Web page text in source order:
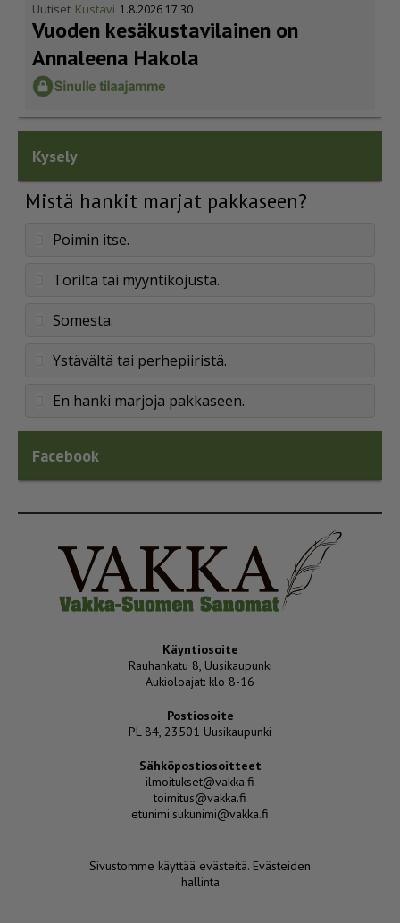
Uutiset Kustavi 1.8.2026 17.30
Vuoden kesäkus­ta­vi­lainen on
Annaleena Hakola
Kysely
Mistä hankit marjat pakkaseen?
Poimin itse.
Torilta tai myyntikojusta.
Somesta.
Ystävältä tai perhepiiristä.
En hanki marjoja pakkaseen.
Facebook
Käyntiosoite
Rauhankatu 8, Uusikaupunki
Aukioloajat: klo 8-16
Postiosoite
PL 84, 23501 Uusikaupunki
Sähköpostiosoitteet
ilmoitukset@vakka.fi
toimitus@vakka.fi
etunimi.sukunimi@vakka.fi
Sivustomme käyttää evästeitä. Evästeiden
hallinta